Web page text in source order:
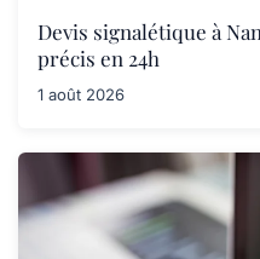
Devis signalétique à
précis en 24h
1 août 2026